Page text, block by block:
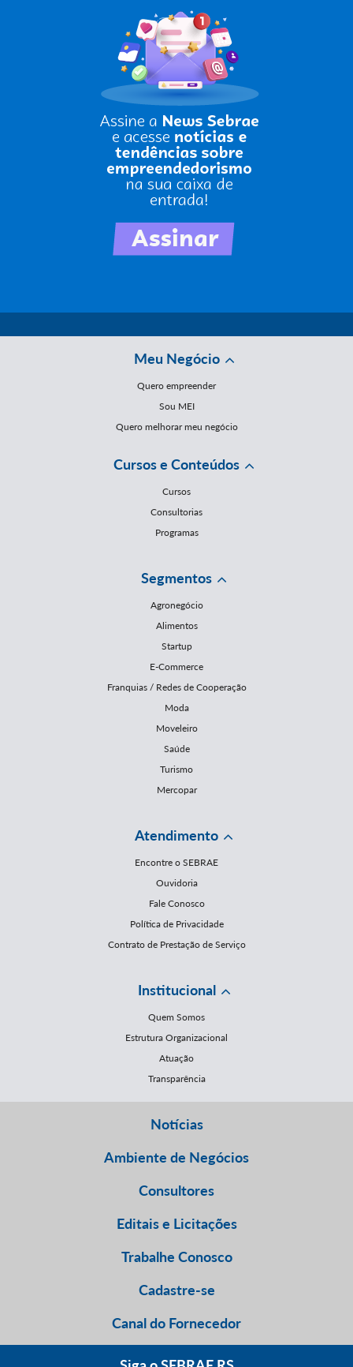
Meu Negócio
Quero empreender
Sou MEI
Quero melhorar meu negócio
Cursos e Conteúdos
Cursos
Consultorias
Programas
Segmentos
Agronegócio
Alimentos
Startup
E-Commerce
Franquias / Redes de Cooperação
Moda
Moveleiro
Saúde
Turismo
Mercopar
Atendimento
Encontre o SEBRAE
Ouvidoria
Fale Conosco
Política de Privacidade
Contrato de Prestação de Serviço
Institucional
Quem Somos
Estrutura Organizacional
Atuação
Transparência
Notícias
Ambiente de Negócios
Consultores
Editais e Licitações
Trabalhe Conosco
Cadastre-se
Canal do Fornecedor